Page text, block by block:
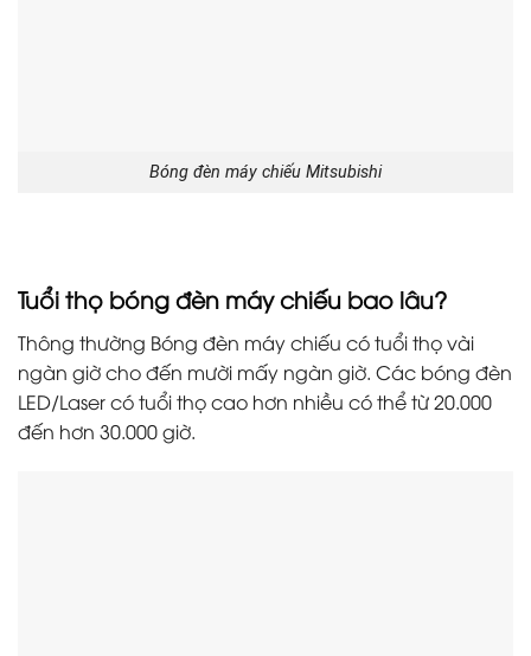
Bóng đèn máy chiếu Mitsubishi
Tuổi thọ bóng đèn máy chiếu bao lâu?
Thông thường Bóng đèn máy chiếu có tuổi thọ vài
ngàn giờ cho đến mười mấy ngàn giờ. Các bóng đèn
LED/Laser có tuổi thọ cao hơn nhiều có thể từ 20.000
đến hơn 30.000 giờ.